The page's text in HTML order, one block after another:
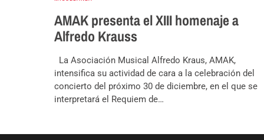
AMAK presenta el XIII homenaje a
Alfredo Krauss
La Asociación Musical Alfredo Kraus, AMAK,
intensifica su actividad de cara a la celebración del
concierto del próximo 30 de diciembre, en el que se
interpretará el Requiem de…